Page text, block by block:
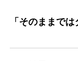
「そのままでは